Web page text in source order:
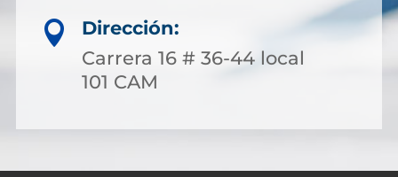

Dirección:
Carrera 16 # 36-44 local
101 CAM